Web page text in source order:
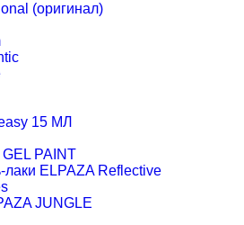
(оригинал)
15 МЛ
PAINT
ELPAZA Reflective
JUNGLE